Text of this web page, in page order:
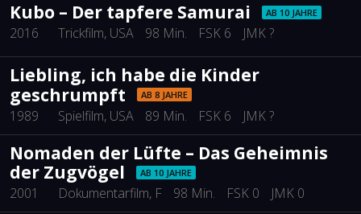
Kubo – Der tapfere Samurai AB 10 JAHRE
2016 Trickfilm, USA 98 Min. FSK 6 JMK ?
Liebling, ich habe die Kinder
geschrumpft
AB 8 JAHRE
1989 Spielfilm, USA 89 Min. FSK 6 JMK ?
Nomaden der Lüfte – Das Geheimnis
der Zugvögel
AB 10 JAHRE
2001 Dokumentarfilm, F 98 Min. FSK 0 JMK 0